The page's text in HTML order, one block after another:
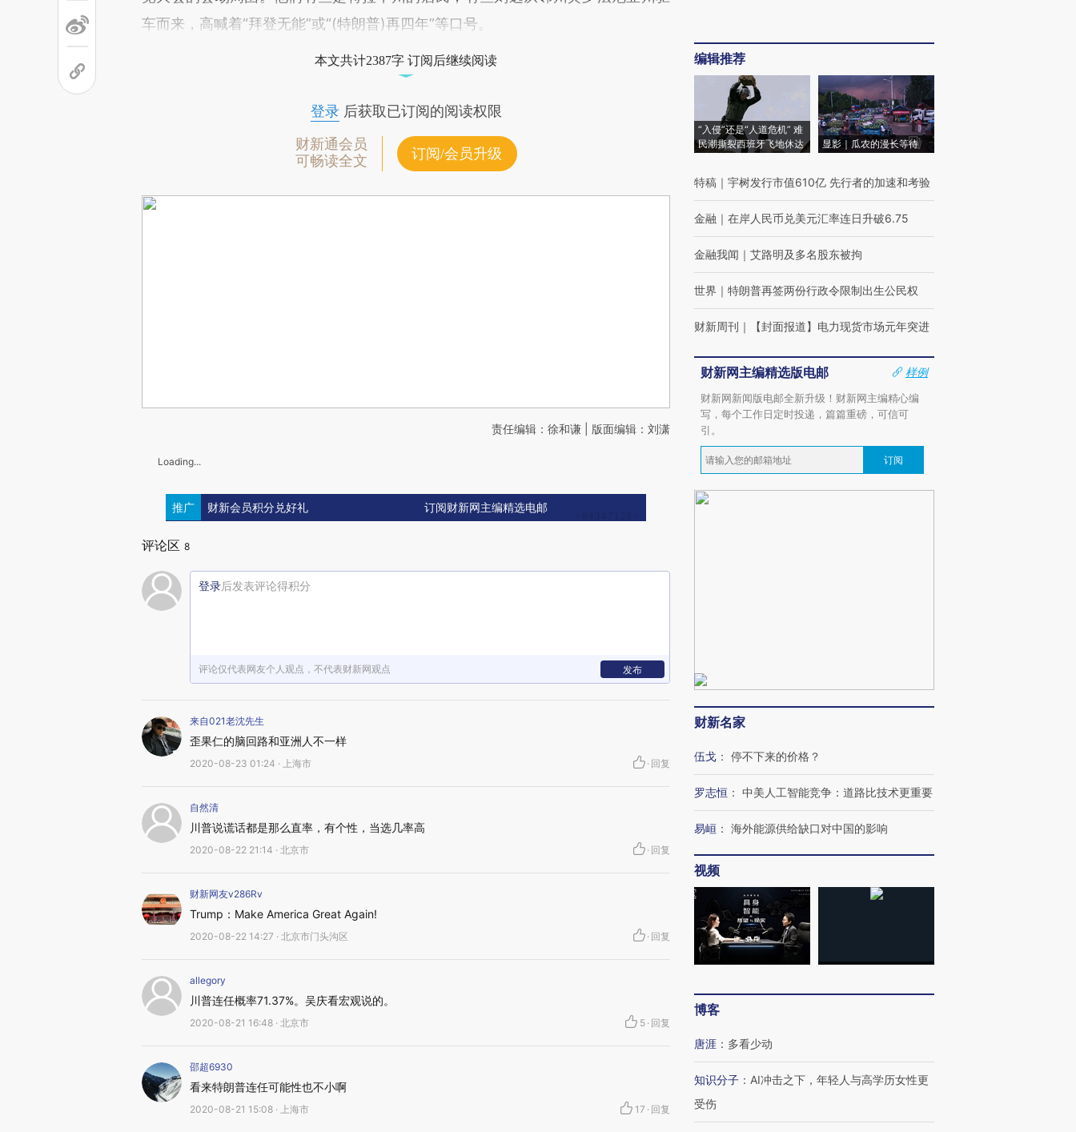
车而来，高喊着“拜登无能”或“(特朗普)再四年”等口号。
本文共计2387字 订阅后继续阅读
登录后获取已订阅的阅读权限
财新通会员
可畅读全文
订阅/会员升级
责任编辑：徐和谦 | 版面编辑：刘潇
Loading...
推广 财新会员积分兑好礼 订阅财新网主编精选电邮
评论区 8
登录后发表评论得积分
评论仅代表网友个人观点，不代表财新网观点 发布
来自021老沈先生
歪果仁的脑回路和亚洲人不一样
2020-08-23 01:24 · 上海市 · 回复
自然清
川普说谎话都是那么直率，有个性，当选几率高
2020-08-22 21:14 · 北京市 · 回复
财新网友v286Rv
Trump：Make America Great Again!
2020-08-22 14:27 · 北京市门头沟区 · 回复
allegory
川普连任概率71.37%。吴庆看宏观说的。
2020-08-21 16:48 · 北京市 5 · 回复
邵超6930
看来特朗普连任可能性也不小啊
2020-08-21 15:08 · 上海市 17 · 回复
编辑推荐
“入侵”还是“人道危机” 难
民潮撕裂西班牙飞地休达
显影｜瓜农的漫长等待
特稿 ｜ 宇树发行市值610亿 先行者的加速和考验
金融 ｜ 在岸人民币兑美元汇率连日升破6.75
金融我闻 ｜ 艾路明及多名股东被拘
世界 ｜ 特朗普再签两份行政令限制出生公民权
财新周刊 ｜ 【封面报道】电力现货市场元年突进
财新网主编精选版电邮
样例
财新网新闻版电邮全新升级！财新网主编精心编
写，每个工作日定时投递，篇篇重磅，可信可
引。
订阅
财新名家
伍戈 ： 停不下来的价格？
罗志恒 ： 中美人工智能竞争：道路比技术更重要
易峘 ： 海外能源供给缺口对中国的影响
视频
博客
唐涯 ： 多看少动
知识分子 ： AI冲击之下，年轻人与高学历女性更
受伤